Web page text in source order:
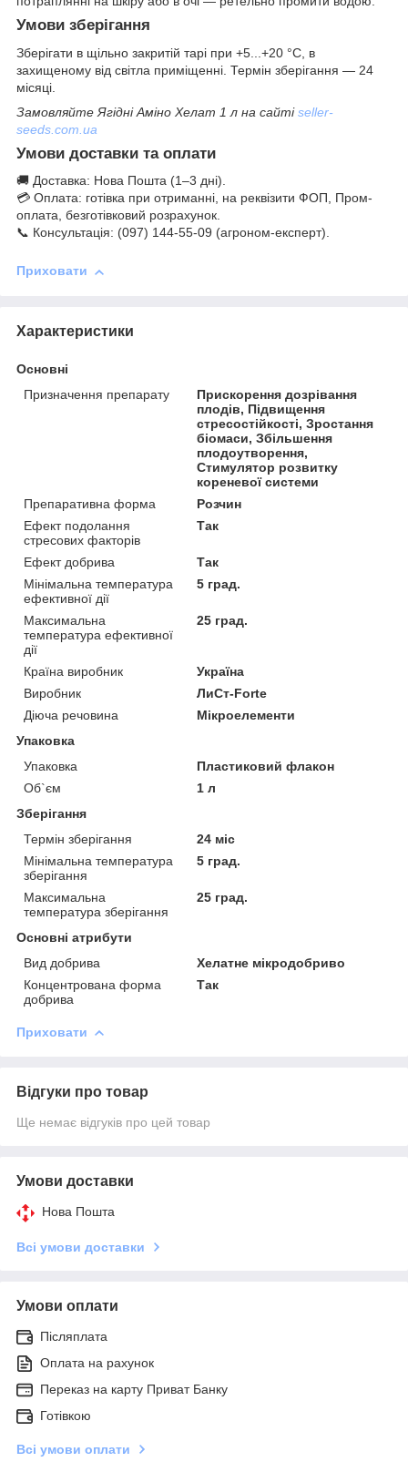
Умови зберігання
Зберігати в щільно закритій тарі при +5...+20 °C, в
захищеному від світла приміщенні. Термін зберігання — 24
місяці.
Замовляйте Ягідні Аміно Хелат 1 л на сайті seller-
seeds.com.ua
Умови доставки та оплати
🚚 Доставка: Нова Пошта (1–3 дні).
💳 Оплата: готівка при отриманні, на реквізити ФОП, Пром-
оплата, безготівковий розрахунок.
📞 Консультація: (097) 144-55-09 (агроном-експерт).
Приховати
Характеристики
Основні
Призначення препарату
Прискорення дозрівання
плодів, Підвищення
стресостійкості, Зростання
біомаси, Збільшення
плодоутворення,
Стимулятор розвитку
кореневої системи
Препаративна форма
Розчин
Ефект подолання
стресових факторів
Так
Ефект добрива
Так
Мінімальна температура
ефективної дії
5 град.
Максимальна
температура ефективної
дії
25 град.
Країна виробник
Україна
Виробник
ЛиСт-Forte
Діюча речовина
Мікроелементи
Упаковка
Упаковка
Пластиковий флакон
Об`єм
1 л
Зберігання
Термін зберігання
24 міс
Мінімальна температура
зберігання
5 град.
Максимальна
температура зберігання
25 град.
Основні атрибути
Вид добрива
Хелатне мікродобриво
Концентрована форма
добрива
Так
Приховати
Відгуки про товар
Ще немає відгуків про цей товар
Умови доставки
Нова Пошта
Всі умови доставки
Умови оплати
Післяплата
Оплата на рахунок
Переказ на карту Приват Банку
Готівкою
Всі умови оплати